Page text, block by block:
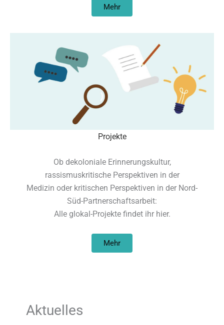
Mehr
Projekte
Ob dekoloniale Erinnerungskultur,
rassismuskritische Perspektiven in der
Medizin oder kritischen Perspektiven in der Nord-
Süd-Partnerschaftsarbeit:
Alle glokal-Projekte findet ihr hier.
Mehr
Aktuelles